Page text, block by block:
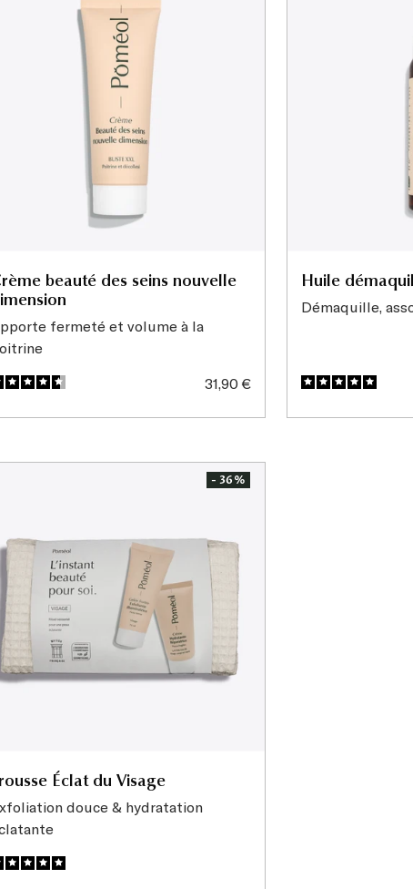
beauté des seins nouvelle
fermeté et volume à la
Prix
31,90 €
Huile
Démaquille,
- 36%
Éclat du Visage
douce & hydratation